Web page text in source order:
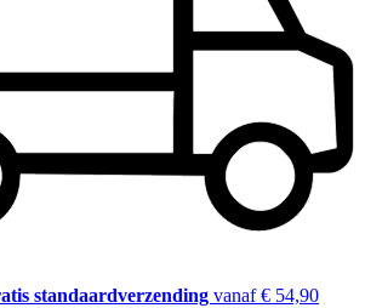
standaardverzending vanaf € 54,90